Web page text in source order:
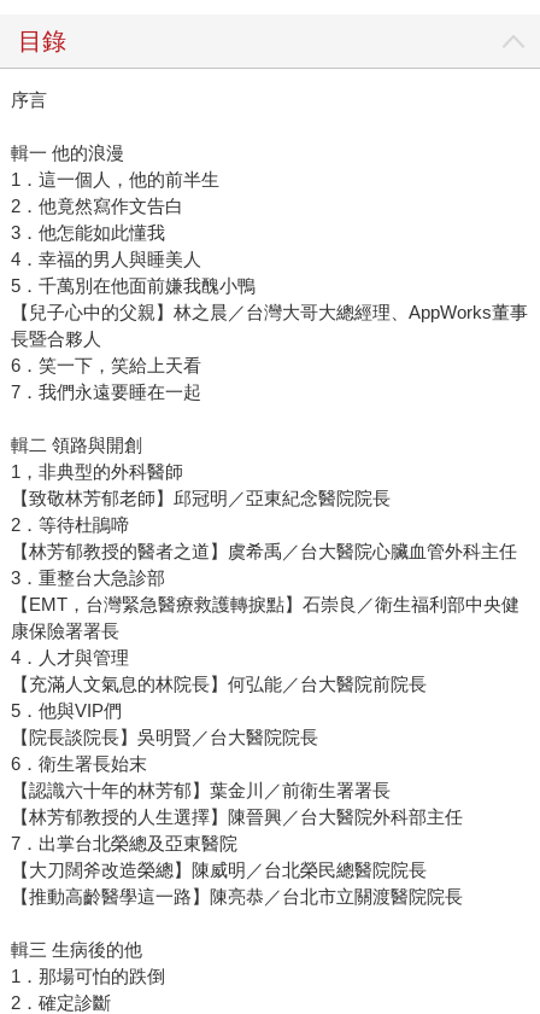
目錄
序言
輯一 他的浪漫
1．這一個人，他的前半生
2．他竟然寫作文告白
3．他怎能如此懂我
4．幸福的男人與睡美人
5．千萬別在他面前嫌我醜小鴨
【兒子心中的父親】林之晨／台灣大哥大總經理、AppWorks董事
長暨合夥人
6．笑一下，笑給上天看
7．我們永遠要睡在一起
輯二 領路與開創
1，非典型的外科醫師
【致敬林芳郁老師】邱冠明／亞東紀念醫院院長
2．等待杜鵑啼
【林芳郁教授的醫者之道】虞希禹／台大醫院心臟血管外科主任
3．重整台大急診部
【EMT，台灣緊急醫療救護轉捩點】石崇良／衛生福利部中央健
康保險署署長
4．人才與管理
【充滿人文氣息的林院長】何弘能／台大醫院前院長
5．他與VIP們
【院長談院長】吳明賢／台大醫院院長
6．衛生署長始末
【認識六十年的林芳郁】葉金川／前衛生署署長
【林芳郁教授的人生選擇】陳晉興／台大醫院外科部主任
7．出掌台北榮總及亞東醫院
【大刀闊斧改造榮總】陳威明／台北榮民總醫院院長
【推動高齡醫學這一路】陳亮恭／台北市立關渡醫院院長
輯三 生病後的他
1．那場可怕的跌倒
2．確定診斷